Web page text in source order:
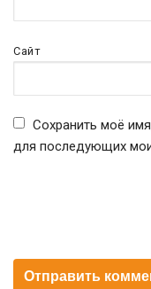
Сайт
Сохранить моё
для последующих